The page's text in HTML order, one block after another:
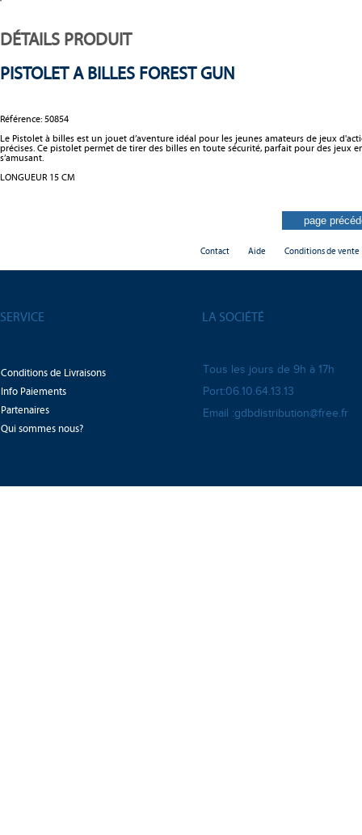
DÉTAILS PRODUIT
PISTOLET A BILLES FOREST GUN
Référence: 50854
Le Pistolet à billes est un jouet d’aventure idéal pour les jeunes amateurs de jeux
précises. Ce pistolet permet de tirer des billes en toute sécurité, parfait pour des
s’amusant.
LONGUEUR 15 CM
Contact Aide Conditions de vente
SERVICE LA SOCIÉTÉ
Conditions de Livraisons
Info Paiements
Partenaires
Qui sommes nous?
Tous les jours de 9h à 17h
Port:06.10.64.13.13
Email :gdbdistribution@free.fr